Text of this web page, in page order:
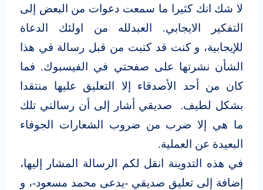
لا شك انك كثيرا ما سمعت دعوات من البعض إلى
التفكير الايجابي. العبدلله من اولئك الدعاة
للإيجابية، و كنت قد كتبت من قبل رسالة في هذا
الشأن نشرتها على صفحتي في الفيسبوك. فما
كان من أحد الأصدقاء إلا التعليق عليها منتقدا
بشكل لطيف. صديقي أشار إلى أن رسالتي تلك
ما هي إلا ضرب من ضروب الشعارات الجوفاء
البعيدة عن العملية.
في هذه التدوينة انقل لكم الرسالة المشار إليها،
إضافة إلى تعليق صديقي -يدعى محمد مسعود-، و